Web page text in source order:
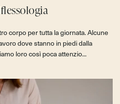
corpo per tutta la giornata. Alcune
dove stanno in piedi dalla
loro così poca attenzio...